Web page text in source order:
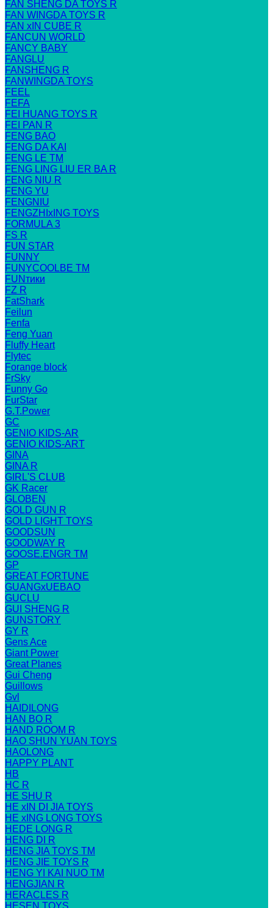
FAN SHENG DA TOYS R
FAN WINGDA TOYS R
FAN xIN CUBE R
FANCUN WORLD
FANCY BABY
FANGLU
FANSHENG R
FANWINGDA TOYS
FEEL
FEFA
FEI HUANG TOYS R
FEI PAN R
FENG BAO
FENG DA KAI
FENG LE TM
FENG LING LIU ER BA R
FENG NIU R
FENG YU
FENGNIU
FENGZHIxING TOYS
FORMULA 3
FS R
FUN STAR
FUNNY
FUNYCOOLBE TM
FUNтики
FZ R
FatShark
Feilun
Fenfa
Feng Yuan
Fluffy Heart
Flytec
Forange block
FrSky
Funny Go
FurStar
G.T.Power
GC
GENIO KIDS-AR
GENIO KIDS-ART
GINA
GINA R
GIRL'S CLUB
GK Racer
GLOBEN
GOLD GUN R
GOLD LIGHT TOYS
GOODSUN
GOODWAY R
GOOSE.ENGR TM
GP
GREAT FORTUNE
GUANGxUEBAO
GUCLU
GUI SHENG R
GUNSTORY
GY R
Gens Ace
Giant Power
Great Planes
Gui Cheng
Guillows
Gvl
HAIDILONG
HAN BO R
HAND ROOM R
HAO SHUN YUAN TOYS
HAOLONG
HAPPY PLANT
HB
HC R
HE SHU R
HE xIN DI JIA TOYS
HE xING LONG TOYS
HEDE LONG R
HENG DI R
HENG JIA TOYS TM
HENG JIE TOYS R
HENG YI KAI NUO TM
HENGJIAN R
HERACLES R